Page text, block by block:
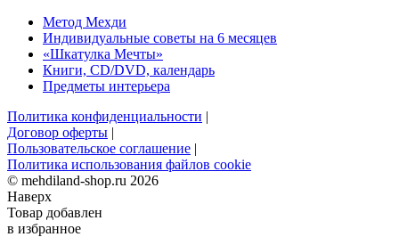
Метод Мехди
Индивидуальные советы на 6 месяцев
«Шкатулка Мечты»
Книги, CD/DVD, календарь
Предметы интерьера
Политика конфиденциальности |
Договор оферты |
Пользовательское соглашение |
Политика использования файлов сookie
© mehdiland-shop.ru 2026
Наверх
Товар добавлен
в избранное